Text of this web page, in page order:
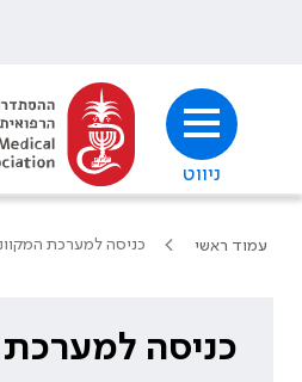
ניווט
עמוד ראשי כניסה למערכת
כניסה